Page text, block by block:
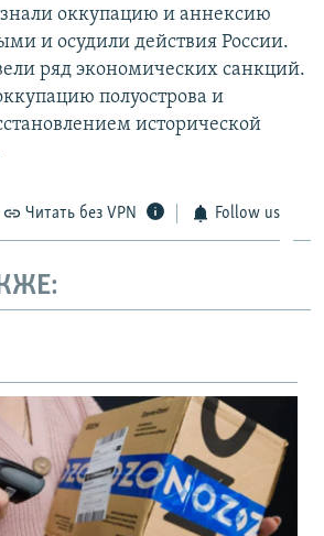
оккупацию и аннексию
и осудили действия России.
ряд экономических санкций.
полуострова и
исторической
Читать без VPN Follow us